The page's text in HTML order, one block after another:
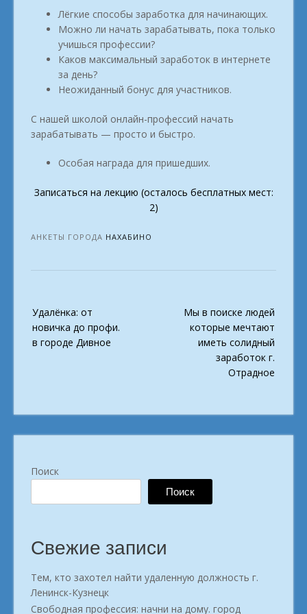
Лёгкие способы заработка для начинающих.
Можно ли начать зарабатывать, пока только
учишься профессии?
Каков максимальный заработок в интернете
за день?
Неожиданный бонус для участников.
С нашей школой онлайн-профессий начать
зарабатывать — просто и быстро.
Особая награда для пришедших.
Записаться на лекцию (осталось бесплатных мест:
2)
АНКЕТЫ ГОРОДА НАХАБИНО
navigation
Удалёнка: от
новичка до профи.
в городе Дивное
Мы в поиске людей
которые мечтают
иметь солидный
заработок г.
Отрадное
Поиск
Поиск
Свежие записи
Тем, кто захотел найти удаленную должность г.
Ленинск-Кузнецк
Свободная профессия: начни на дому. город